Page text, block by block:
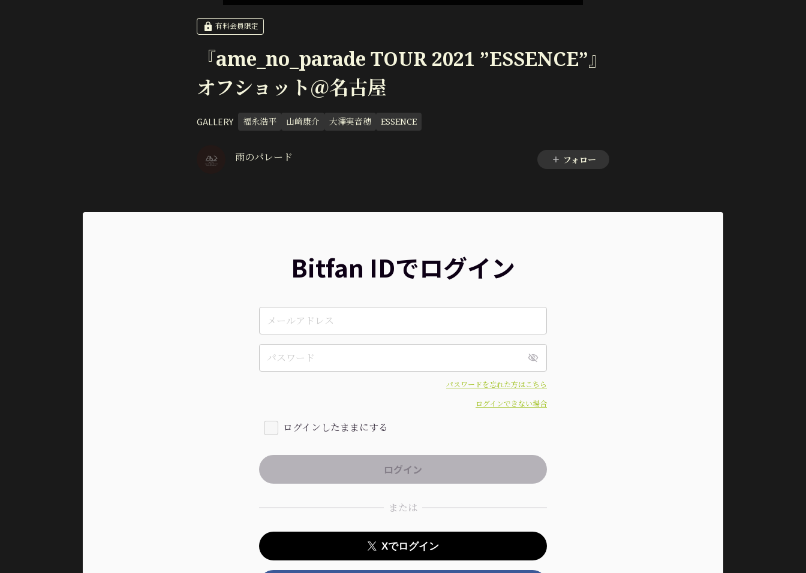
有料会員限定
『ame_no_parade TOUR 2021 ”ESSENCE”』
オフショット＠名古屋
GALLERY 福永浩平 山﨑康介 大澤実音穂 ESSENCE
雨のパレード フォロー
Bitfan IDでログイン
パスワードを忘れた方はこちら
ログインできない場合
ログインしたままにする
または
Xでログイン